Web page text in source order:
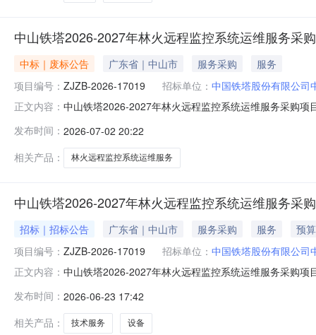
中山铁塔2026-2027年林火远程监控系统运维服务采
中标｜废标公告 广东省｜中山市 服务采购
服务
项目编号： ZJZB-2026-17019 招标单位： 中国铁塔股份有限公司
正文内容： 中山铁塔2026-2027年林火远程监控系统运维服务采购
通过初步评审的有效供应商不满足比选文件要求，根据
发布时间： 2026-07-02 20:22
相关产品：
林火远程监控系统运维服务
中山铁塔2026-2027年林火远程监控系统运维服务采
招标｜招标公告 广东省｜中山市 服务采购 服务
预
项目编号： ZJZB-2026-17019 招标单位： 中国铁塔股份有限公司
正文内容： 中山铁塔2026-2027年林火远程监控系统运维服务采购
机构：中捷通信有限公司1.4采购项目资金落实情况：已
发布时间： 2026-06-23 17:42
相关产品：
技术服务 设备